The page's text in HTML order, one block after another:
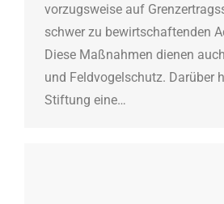
vorzugsweise auf
schwer zu bewirtschaftenden
Diese Maßnahmen dienen
und Feldvogelschutz. Darüber
Stiftung eine…